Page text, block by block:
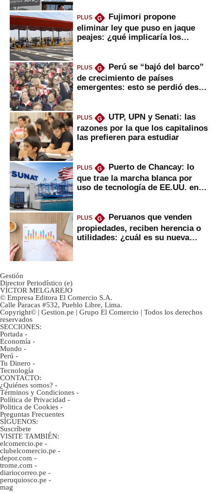
PLUS G
Fujimori propone
eliminar ley que puso en jaque
peajes: ¿qué implicaría los
PLUS G
Perú se “bajó del barco”
de crecimiento de países
emergentes: esto se perdió desde
PLUS G
UTP, UPN y Senati: las
razones por la que los capitalinos
las prefieren para estudiar
PLUS G
Puerto de Chancay: lo
que trae la marcha blanca por
uso de tecnología de EE.UU. en
PLUS G
Peruanos que venden
propiedades, reciben herencia o
utilidades: ¿cuál es su nueva
Gestión
Director Periodístico (e)
VÍCTOR MELGAREJO
© Empresa Editora El Comercio S.A.
Calle Paracas #532, Pueblo Libre, Lima.
Copyright© | Gestion.pe | Grupo El Comercio | Todos los derechos
reservados
SECCIONES:
Portada -
Economía -
Mundo -
Perú -
Tu Dinero -
Tecnología
CONTACTO:
¿Quiénes somos? -
Términos y Condiciones -
Política de Privacidad -
Politica de Cookies -
Preguntas Frecuentes
SÍGUENOS:
Suscríbete
VISITE TAMBIÉN:
elcomercio.pe -
clubelcomercio.pe -
depor.com -
trome.com -
diariocorreo.pe -
peruquiosco.pe -
mag